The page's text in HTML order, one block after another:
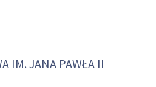
IM. JANA PAWŁA II